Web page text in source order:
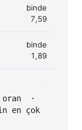
binde
7,59
binde
1,89
oran ·
en çok